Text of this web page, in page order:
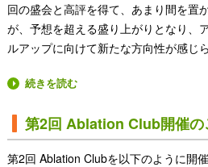
回の盛会と高評を得て、あまり間を置
が、予想を超える盛り上がりとなり、
ルアップに向けて新たな方向性が感じ
続きを読む
第2回 Ablation Club開催の
第2回 Ablation Clubを以下のように開